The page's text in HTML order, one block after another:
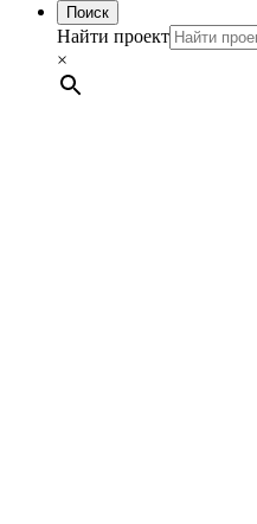
Поиск
Найти проект
×